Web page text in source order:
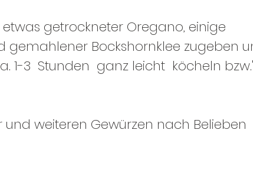
getrockneter Oregano, einige
gemahlener Bockshornklee zugeben
1-3  Stunden  ganz leicht  köcheln
und weiteren Gewürzen nach Belieben